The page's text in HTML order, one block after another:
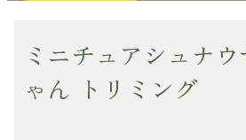
ミニチュアシュナ
ゃん トリミング